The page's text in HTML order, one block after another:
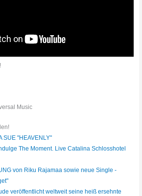
Music
SUE "HEAVENLY"
The Moment. Live Catalina Schlosshotel
von Riku Rajamaa sowie neue Single -
veröffentlicht weltweit seine heiß ersehnte